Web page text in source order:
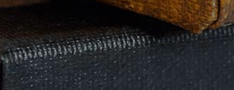
31,75 €